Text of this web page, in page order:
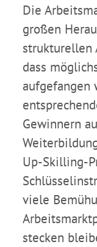
Die
großen
strukturellen
dass
aufgefangen
Gewinnern
Up-Skilling-
viele
stecken